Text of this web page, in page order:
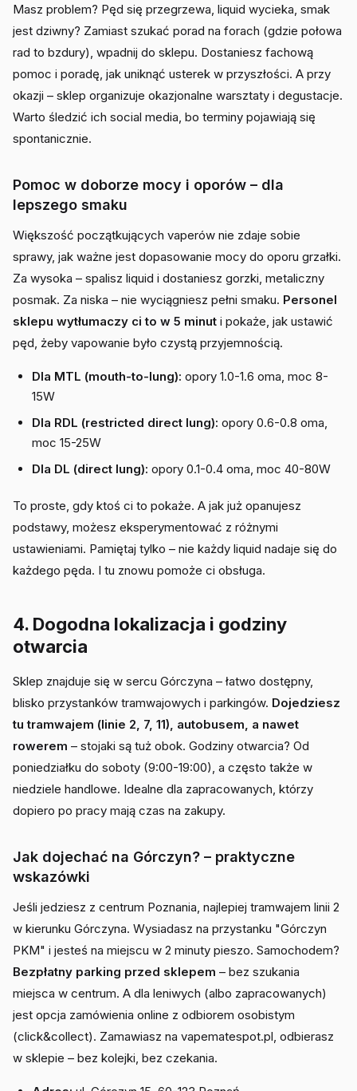
Masz problem? Pęd się przegrzewa, liquid wycieka, smak
jest dziwny? Zamiast szukać porad na forach (gdzie połowa
rad to bzdury), wpadnij do sklepu. Dostaniesz fachową
pomoc i poradę, jak uniknąć usterek w przyszłości. A przy
okazji – sklep organizuje okazjonalne warsztaty i degustacje.
Warto śledzić ich social media, bo terminy pojawiają się
spontanicznie.
Pomoc w doborze mocy i oporów – dla
lepszego smaku
Większość początkujących vaperów nie zdaje sobie
sprawy, jak ważne jest dopasowanie mocy do oporu grzałki.
Za wysoka – spalisz liquid i dostaniesz gorzki, metaliczny
posmak. Za niska – nie wyciągniesz pełni smaku. Personel
sklepu wytłumaczy ci to w 5 minut i pokaże, jak ustawić
pęd, żeby vapowanie było czystą przyjemnością.
Dla MTL (mouth-to-lung): opory 1.0-1.6 oma, moc 8-
15W
Dla RDL (restricted direct lung): opory 0.6-0.8 oma,
moc 15-25W
Dla DL (direct lung): opory 0.1-0.4 oma, moc 40-80W
To proste, gdy ktoś ci to pokaże. A jak już opanujesz
podstawy, możesz eksperymentować z różnymi
ustawieniami. Pamiętaj tylko – nie każdy liquid nadaje się do
każdego pęda. I tu znowu pomoże ci obsługa.
4. Dogodna lokalizacja i godziny
otwarcia
Sklep znajduje się w sercu Górczyna – łatwo dostępny,
blisko przystanków tramwajowych i parkingów. Dojedziesz
tu tramwajem (linie 2, 7, 11), autobusem, a nawet
rowerem – stojaki są tuż obok. Godziny otwarcia? Od
poniedziałku do soboty (9:00-19:00), a często także w
niedziele handlowe. Idealne dla zapracowanych, którzy
dopiero po pracy mają czas na zakupy.
Jak dojechać na Górczyn? – praktyczne
wskazówki
Jeśli jedziesz z centrum Poznania, najlepiej tramwajem linii 2
w kierunku Górczyna. Wysiadasz na przystanku "Górczyn
PKM" i jesteś na miejscu w 2 minuty pieszo. Samochodem?
Bezpłatny parking przed sklepem – bez szukania
miejsca w centrum. A dla leniwych (albo zapracowanych)
jest opcja zamówienia online z odbiorem osobistym
(click&collect). Zamawiasz na vapematespot.pl, odbierasz
w sklepie – bez kolejki, bez czekania.